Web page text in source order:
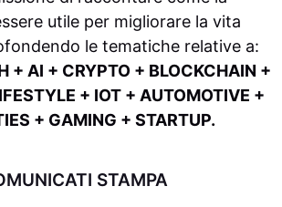
utile per migliorare la vita
le tematiche relative a:
+ AI + CRYPTO + BLOCKCHAIN +
+ IOT + AUTOMOTIVE +
+ GAMING + STARTUP.
STAMPA